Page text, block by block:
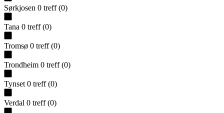
Sørkjosen 0 treff (0)
Tana 0 treff (0)
Tromsø 0 treff (0)
Trondheim 0 treff (0)
Tynset 0 treff (0)
Verdal 0 treff (0)